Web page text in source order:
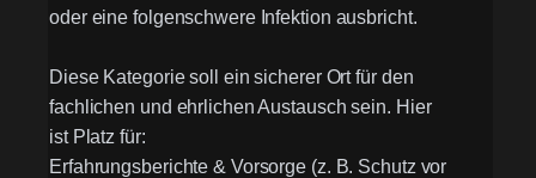
oder eine folgenschwere Infektion ausbricht.
Diese Kategorie soll ein sicherer Ort für den
fachlichen und ehrlichen Austausch sein. Hier
ist Platz für:
Erfahrungsberichte & Vorsorge (z. B. Schutz vor